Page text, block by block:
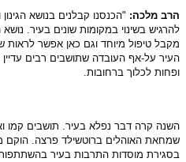
מלכה:"הכנסנו קבלנים בנושא הגינון
בשינוי במקומות שונים בעיר. נושא
טיפול מיוחד וגם כאן אפשר לראות
על-אף העובדה שתושבים רבים עדיין היו
לכלוך ברחובות.
קרה דבר נפלא בעיר. תושבים קמו
האוהלים ברוטשילד פרצה. הוקם
מוסדות התרבות בעיר בהשתתפות